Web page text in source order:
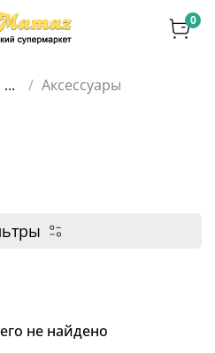
0
... Аксессуары
не найдено